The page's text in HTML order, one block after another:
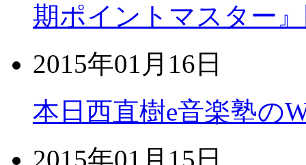
期ポイントマスター
2015年01月16日
本日西直樹e音楽塾の
2015年01月15日